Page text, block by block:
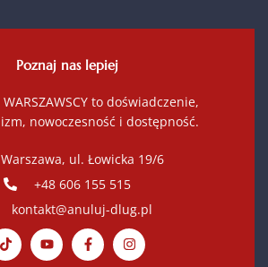
Poznaj nas lepiej
WARSZAWSCY to doświadczenie,
nowoczesność i dostępność.
Warszawa, ul. Łowicka 19/6
+48 606 155 515
kontakt@anuluj-dlug.pl